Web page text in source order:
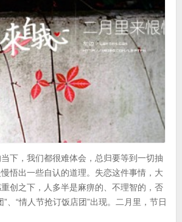
下，我们都很难体会，总归要等到一切抽
悟出一些自认的道理。失恋这件事情，大
创之下，人多半是麻痹的、不理智的，否
”、“情人节抢订饭店团”出现。二月里，节日